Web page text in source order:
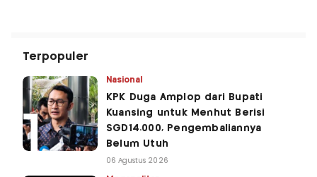
Terpopuler
Nasional
KPK Duga Amplop dari Bupati
Kuansing untuk Menhut Berisi
SGD14.000, Pengembaliannya
Belum Utuh
06 Agustus 2026